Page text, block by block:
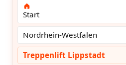
Start
Nordrhein-Westfalen
Treppenlift Lippstadt